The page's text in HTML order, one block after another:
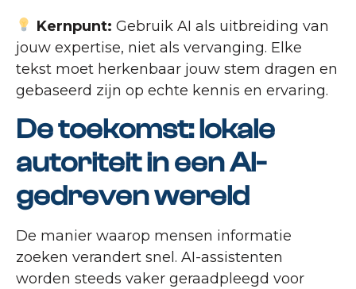
Kernpunt: Gebruik AI als uitbreiding van
jouw expertise, niet als vervanging. Elke
tekst moet herkenbaar jouw stem dragen en
gebaseerd zijn op echte kennis en ervaring.
De toekomst: lokale
autoriteit in een AI-
gedreven wereld
De manier waarop mensen informatie
zoeken verandert snel. AI-assistenten
worden steeds vaker geraadpleegd voor